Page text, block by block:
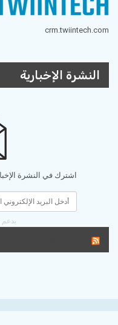
crm.twiintech.com
النشرة الإخبارية
اشترك في النشرة